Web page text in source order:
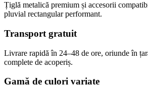
Țiglă metalică premium și accesorii
pluvial rectangular performant.
Transport gratuit
Livrare rapidă în 24–48 de ore, oriunde în
complete de acoperiș.
Gamă de culori variate